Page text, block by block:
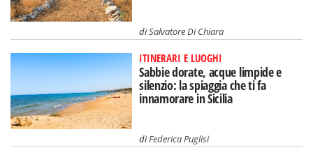
diSalvatore Di Chiara
ITINERARI E LUOGHI
Sabbie dorate, acque limpide e
silenzio: la spiaggia che ti fa
innamorare in Sicilia
diFederica Puglisi